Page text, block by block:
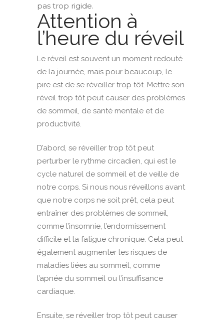
pas trop rigide.
Attention à
l’heure du réveil
Le réveil est souvent un moment redouté
de la journée, mais pour beaucoup, le
pire est de se réveiller trop tôt. Mettre son
réveil trop tôt peut causer des problèmes
de sommeil, de santé mentale et de
productivité.
D’abord, se réveiller trop tôt peut
perturber le rythme circadien, qui est le
cycle naturel de sommeil et de veille de
notre corps. Si nous nous réveillons avant
que notre corps ne soit prêt, cela peut
entraîner des problèmes de sommeil,
comme l’insomnie, l’endormissement
difficile et la fatigue chronique. Cela peut
également augmenter les risques de
maladies liées au sommeil, comme
l’apnée du sommeil ou l’insuffisance
cardiaque.
Ensuite, se réveiller trop tôt peut causer